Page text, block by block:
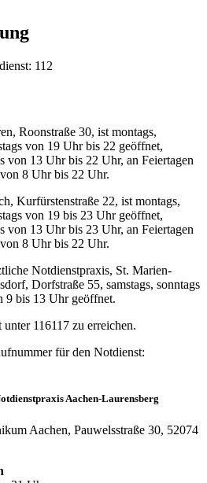
112
Roonstraße 30, ist montags,
von 19 Uhr bis 22 geöffnet,
von 13 Uhr bis 22 Uhr, an Feiertagen
8 Uhr bis 22 Uhr.
Kurfürstenstraße 22, ist montags,
von 19 bis 23 Uhr geöffnet,
von 13 Uhr bis 23 Uhr, an Feiertagen
8 Uhr bis 22 Uhr.
Notdienstpraxis, St. Marien-
Dorfstraße 55, samstags, sonntags
9 bis 13 Uhr geöffnet.
116117 zu erreichen.
für den Notdienst:
Aachen-Laurensberg
Aachen, Pauwelsstraße 30, 52074